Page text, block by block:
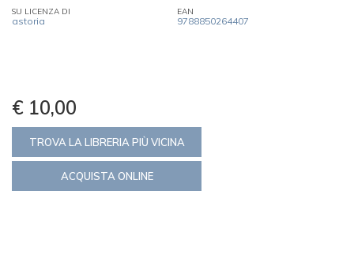
SU LICENZA DI
astoria
EAN
9788850264407
€ 10,00
TROVA LA LIBRERIA PIÙ VICINA
ACQUISTA ONLINE